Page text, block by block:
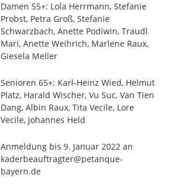
Damen 55+: Lola Herrmann, Stefanie
Probst, Petra Groß, Stefanie
Schwarzbach, Anette Podiwin, Traudl
Mari, Anette Weihrich, Marlene Raux,
Giesela Meller
Senioren 65+: Karl-Heinz Wied, Helmut
Platz, Harald Wischer, Vu Suc, Van Tien
Dang, Albin Raux, Tita Vecile, Lore
Vecile, Johannes Held
Anmeldung bis 9. Januar 2022 an
kaderbeauftragter@petanque-
bayern.de